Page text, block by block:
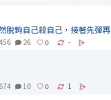
脫鉤自己殺自己，接著先彈
26 -
10 1